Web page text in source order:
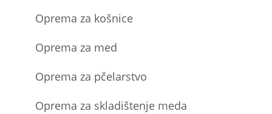
Oprema za košnice
Oprema za med
Oprema za pčelarstvo
Oprema za skladištenje meda